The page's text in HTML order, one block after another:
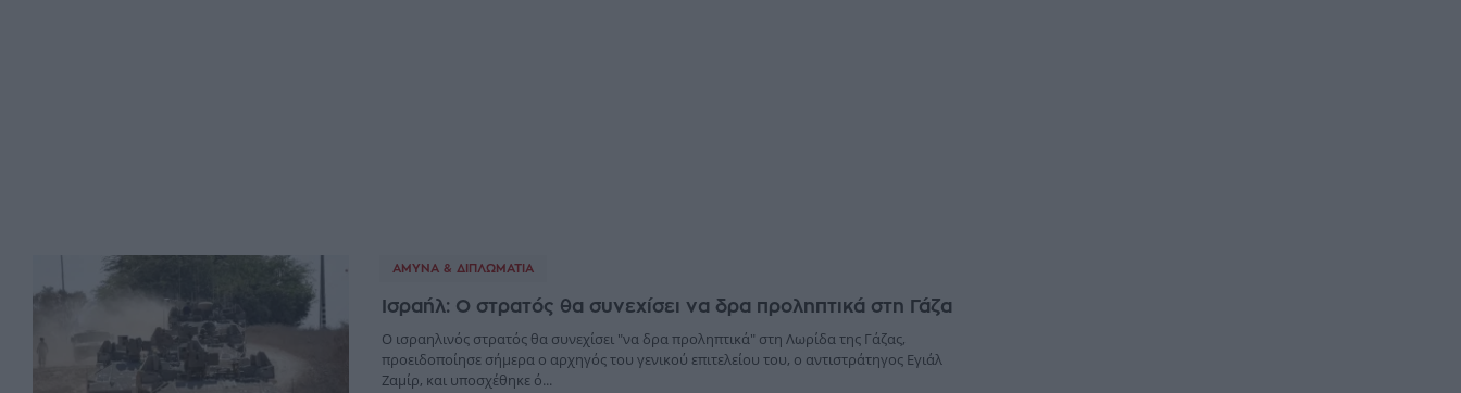
ΆΜΥΝΑ & ΔΙΠΛΩΜΑΤΊΑ
Ισραήλ: Ο στρατός θα συνεχίσει να δρα προληπτικά στη Γάζα
Ο ισραηλινός στρατός θα συνεχίσει "να δρα προληπτικά" στη Λωρίδα της Γάζας,
προειδοποίησε σήμερα ο αρχηγός του γενικού επιτελείου του, ο αντιστράτηγος Εγιάλ
Ζαμίρ, και υποσχέθηκε ό...